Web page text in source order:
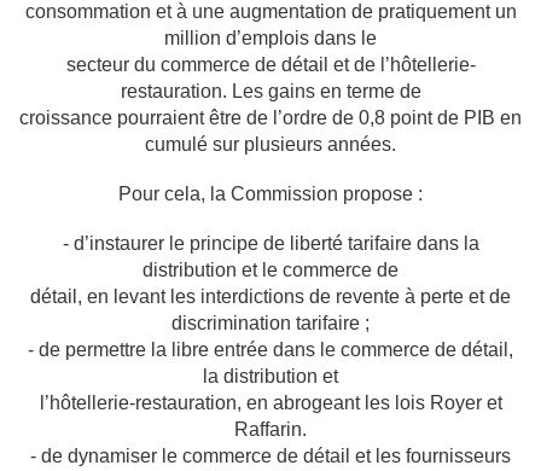
consommation et à une augmentation de pratiquement un
million d’emplois dans le
secteur du commerce de détail et de l’hôtellerie-
restauration. Les gains en terme de
croissance pourraient être de l’ordre de 0,8 point de PIB en
cumulé sur plusieurs années.
Pour cela, la Commission propose :
- d’instaurer le principe de liberté tarifaire dans la
distribution et le commerce de
détail, en levant les interdictions de revente à perte et de
discrimination tarifaire ;
- de permettre la libre entrée dans le commerce de détail,
la distribution et
l’hôtellerie-restauration, en abrogeant les lois Royer et
Raffarin.
- de dynamiser le commerce de détail et les fournisseurs